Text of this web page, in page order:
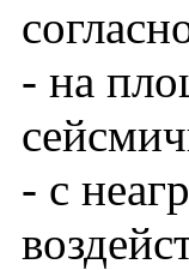
- на
- с